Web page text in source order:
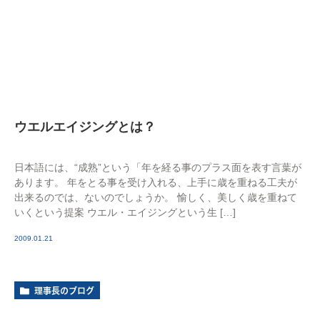
ウエルエイジングとは？
日本語には、“成熟”という「年を経る事のプラス面を表す言葉が
あります。 年をとる事を受け入れる、上手に歳を重ねる工夫が
出来るのでは、ないのでしょうか。 愉しく、美しく歳を重ねて
いくという提案 ウエル・エイジングという生 […]
2009.01.21
理事長のブログ